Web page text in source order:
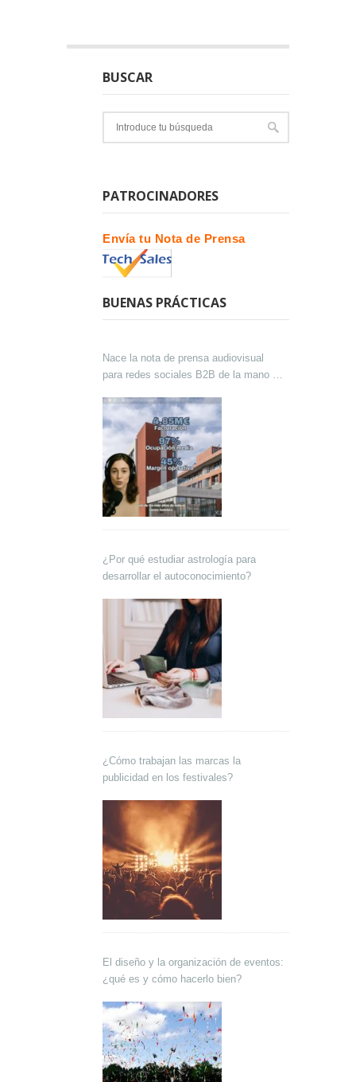
BUSCAR
PATROCINADORES
Envía tu Nota de Prensa
BUENAS PRÁCTICAS
Nace la nota de prensa audiovisual
para redes sociales B2B de la mano de
¿Por qué estudiar astrología para
desarrollar el autoconocimiento?
¿Cómo trabajan las marcas la
publicidad en los festivales?
El diseño y la organización de eventos:
¿qué es y cómo hacerlo bien?